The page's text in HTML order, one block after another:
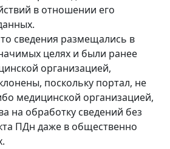
в отношении его
сведения размещались в
целях и были ранее
организацией,
поскольку портал, не
медицинской организацией,
на обработку сведений без
ПДн даже в общественно